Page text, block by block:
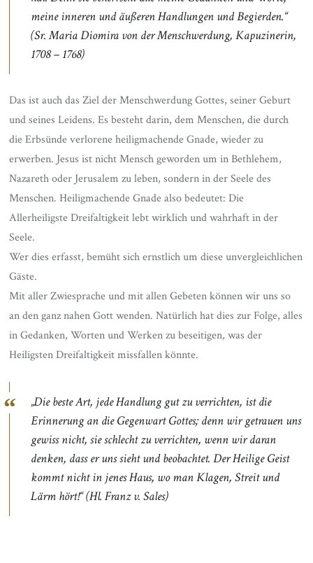
meine inneren und äußeren Handlungen und Begierden.“
(Sr. Maria Diomira von der Menschwerdung, Kapuzinerin,
1708 – 1768)
Das ist auch das Ziel der Menschwerdung Gottes, seiner Geburt
und seines Leidens. Es besteht darin, dem Menschen, die durch
die Erbsünde verlorene heiligmachende Gnade, wieder zu
erwerben. Jesus ist nicht Mensch geworden um in Bethlehem,
Nazareth oder Jerusalem zu leben, sondern in der Seele des
Menschen. Heiligmachende Gnade also bedeutet: Die
Allerheiligste Dreifaltigkeit lebt wirklich und wahrhaft in der
Seele.
Wer dies erfasst, bemüht sich ernstlich um diese unvergleichlichen
Gäste.
Mit aller Zwiesprache und mit allen Gebeten können wir uns so
an den ganz nahen Gott wenden. Natürlich hat dies zur Folge, alles
in Gedanken, Worten und Werken zu beseitigen, was der
Heiligsten Dreifaltigkeit missfallen könnte.
„Die beste Art, jede Handlung gut zu verrichten, ist die
Erinnerung an die Gegenwart Gottes; denn wir getrauen uns
gewiss nicht, sie schlecht zu verrichten, wenn wir daran
denken, dass er uns sieht und beobachtet. Der Heilige Geist
kommt nicht in jenes Haus, wo man Klagen, Streit und
Lärm hört!“(Hl. Franz v. Sales)